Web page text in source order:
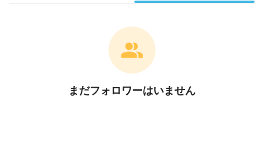
まだフォロワーはいません